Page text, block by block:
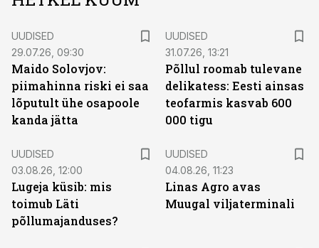
UUDISED
29.07.26, 09:30
Maido Solovjov:
piimahinna riski ei saa
lõputult ühe osapoole
kanda jätta
UUDISED
31.07.26, 13:21
Põllul roomab tulevane
delikatess: Eesti ainsas
teofarmis kasvab 600
000 tigu
UUDISED
03.08.26, 12:00
Lugeja küsib: mis
toimub Läti
põllumajanduses?
UUDISED
04.08.26, 11:23
Linas Agro avas
Muugal viljaterminali